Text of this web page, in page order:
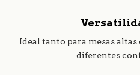
Ideal tanto para mesas altas
diferentes